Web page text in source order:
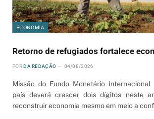
ECONOMIA
Retorno de refugiados fortalece
POR DA REDAÇÃO 04/08/2026
Missão do Fundo Monetário
país deverá crescer dois dígitos neste
reconstruir economia mesmo em meio a